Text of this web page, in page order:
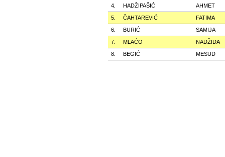
4.
HADŽIPAŠIĆ
AHMET
5.
ČAHTAREVIĆ
FATIMA
6.
BURIĆ
SAMIJA
7.
MLAĆO
NADŽIDA
8.
BEGIĆ MESUD